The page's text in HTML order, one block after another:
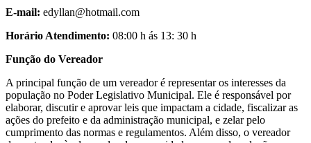
E-mail: edyllan@hotmail.com
Horário Atendimento: 08:00 h ás 13: 30 h
Função do Vereador
A principal função de um vereador é representar os interesses da
população no Poder Legislativo Municipal. Ele é responsável por
elaborar, discutir e aprovar leis que impactam a cidade, fiscalizar as
ações do prefeito e da administração municipal, e zelar pelo
cumprimento das normas e regulamentos. Além disso, o vereador